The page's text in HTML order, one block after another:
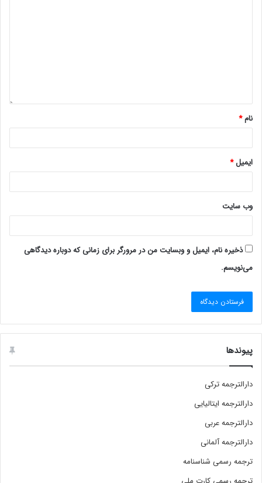
نام*
ایمیل*
وب‌ سایت
ذخیره نام، ایمیل و وبسایت من در مرورگر برای زمانی که دوباره دیدگاهی
می‌نویسم.
پیوندها
دارالترجمه ترکی
دارالترجمه ایتالیایی
دارالترجمه عربی
دارالترجمه آلمانی
ترجمه رسمی شناسنامه